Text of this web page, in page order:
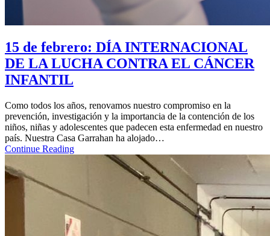
15 de febrero: DÍA INTERNACIONAL
DE LA LUCHA CONTRA EL CÁNCER
INFANTIL
Como todos los años, renovamos nuestro compromiso en la
prevención, investigación y la importancia de la contención de los
niños, niñas y adolescentes que padecen esta enfermedad en nuestro
país. Nuestra Casa Garrahan ha alojado…
Continue Reading